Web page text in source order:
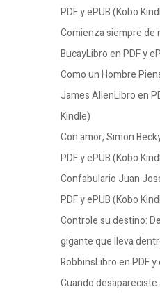
PDF y ePUB (Kobo
Comienza siempre de
BucayLibro en PDF y
Como un Hombre
James AllenLibro en
Kindle)
Con amor, Simon
PDF y ePUB (Kobo
Confabulario Juan
PDF y ePUB (Kobo
Controle su destino:
gigante que lleva
RobbinsLibro en PDF
Cuando